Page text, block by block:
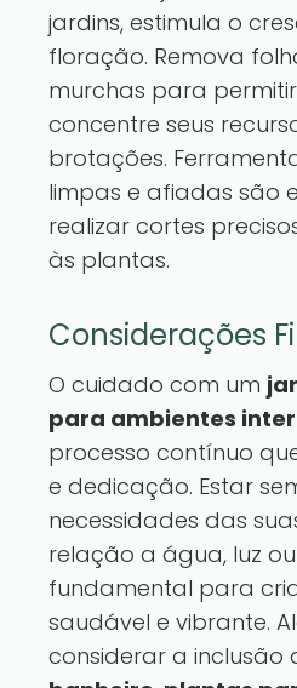
jardins, estimula o
floração. Remova
murchas para
concentre seus
brotações.
limpas e afiadas são
realizar cortes
às plantas.
Considerações
O cuidado com um
para ambientes
processo contínuo
e dedicação. Estar
necessidades das
relação a água, luz
fundamental para
saudável e vibrante.
considerar a inclusão